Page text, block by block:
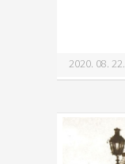
2020. 08. 22.